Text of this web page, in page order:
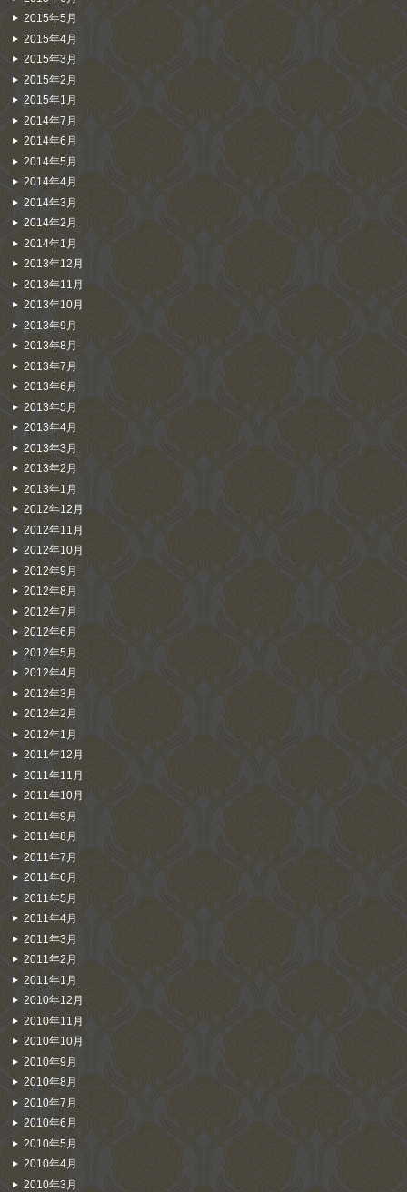
2015年5月
2015年4月
2015年3月
2015年2月
2015年1月
2014年7月
2014年6月
2014年5月
2014年4月
2014年3月
2014年2月
2014年1月
2013年12月
2013年11月
2013年10月
2013年9月
2013年8月
2013年7月
2013年6月
2013年5月
2013年4月
2013年3月
2013年2月
2013年1月
2012年12月
2012年11月
2012年10月
2012年9月
2012年8月
2012年7月
2012年6月
2012年5月
2012年4月
2012年3月
2012年2月
2012年1月
2011年12月
2011年11月
2011年10月
2011年9月
2011年8月
2011年7月
2011年6月
2011年5月
2011年4月
2011年3月
2011年2月
2011年1月
2010年12月
2010年11月
2010年10月
2010年9月
2010年8月
2010年7月
2010年6月
2010年5月
2010年4月
2010年3月